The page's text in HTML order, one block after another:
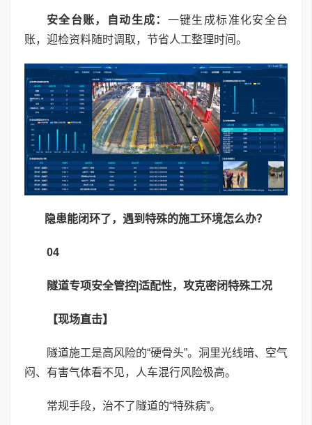
安全台账，自动生成： 一键生成标准化安全台
账，迎检资料随时调取，节省人工整理时间。
隐患能闭环了，遇到特殊的施工环境怎么办？
04
隧道专项安全管控|适配性，攻克密闭特殊工况
【现场直击】
隧道施工是高风险的“硬骨头”。洞里光线暗、空气
闷、有害气体看不见，人车混行风险极高。
常规手段，治不了隧道的“特殊病”。